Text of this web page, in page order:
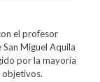
el profesor
Miguel Aquila
por la mayoría
objetivos.